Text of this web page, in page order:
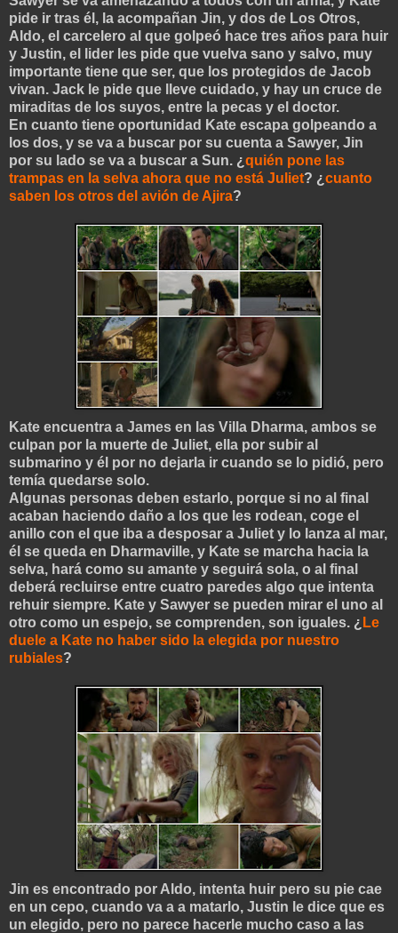
pide ir tras él, la acompañan Jin, y dos de Los Otros,
Aldo, el carcelero al que golpeó hace tres años para huir
y Justin, el lider les pide que vuelva sano y salvo, muy
importante tiene que ser, que los protegidos de Jacob
vivan. Jack le pide que lleve cuidado, y hay un cruce de
miraditas de los suyos, entre la pecas y el doctor.
En cuanto tiene oportunidad Kate escapa golpeando a
los dos, y se va a buscar por su cuenta a Sawyer, Jin
por su lado se va a buscar a Sun. ¿quién pone las
trampas en la selva ahora que no está Juliet? ¿cuanto
saben los otros del avión de Ajira?
Kate encuentra a James en las Villa Dharma, ambos se
culpan por la muerte de Juliet, ella por subir al
submarino y él por no dejarla ir cuando se lo pidió, pero
temía quedarse solo.
Algunas personas deben estarlo, porque si no al final
acaban haciendo daño a los que les rodean, coge el
anillo con el que iba a desposar a Juliet y lo lanza al mar,
él se queda en Dharmaville, y Kate se marcha hacia la
selva, hará como su amante y seguirá sola, o al final
deberá recluirse entre cuatro paredes algo que intenta
rehuir siempre. Kate y Sawyer se pueden mirar el uno al
otro como un espejo, se comprenden, son iguales. ¿ Le
duele a Kate no haber sido la elegida por nuestro
rubiales?
Jin es encontrado por Aldo, intenta huir pero su pie cae
en un cepo, cuando va a a matarlo, Justin le dice que es
un elegido, pero no parece hacerle mucho caso a las